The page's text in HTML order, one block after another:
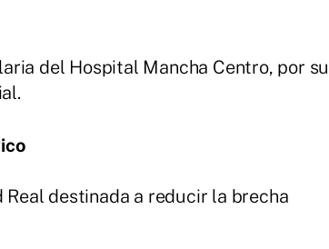
del Hospital Mancha Centro, por su
destinada a reducir la brecha